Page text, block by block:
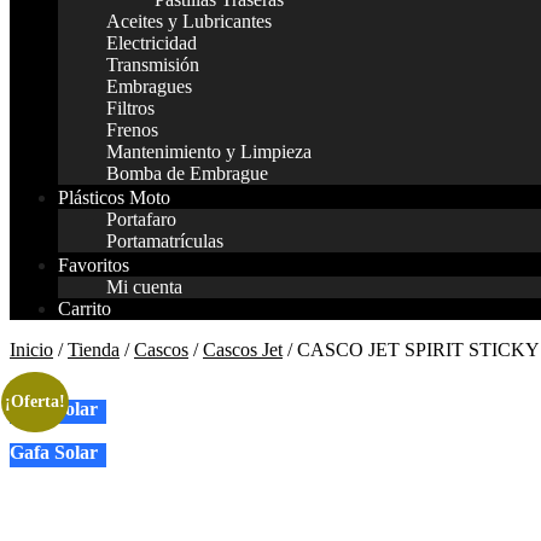
Aceites y Lubricantes
Electricidad
Transmisión
Embragues
Filtros
Frenos
Mantenimiento y Limpieza
Bomba de Embrague
Plásticos Moto
Portafaro
Portamatrículas
Favoritos
Mi cuenta
Carrito
Inicio /Tienda /Cascos /Cascos Jet / CASCO JET SPIRIT
¡Oferta!
Gafa Solar
Gafa Solar